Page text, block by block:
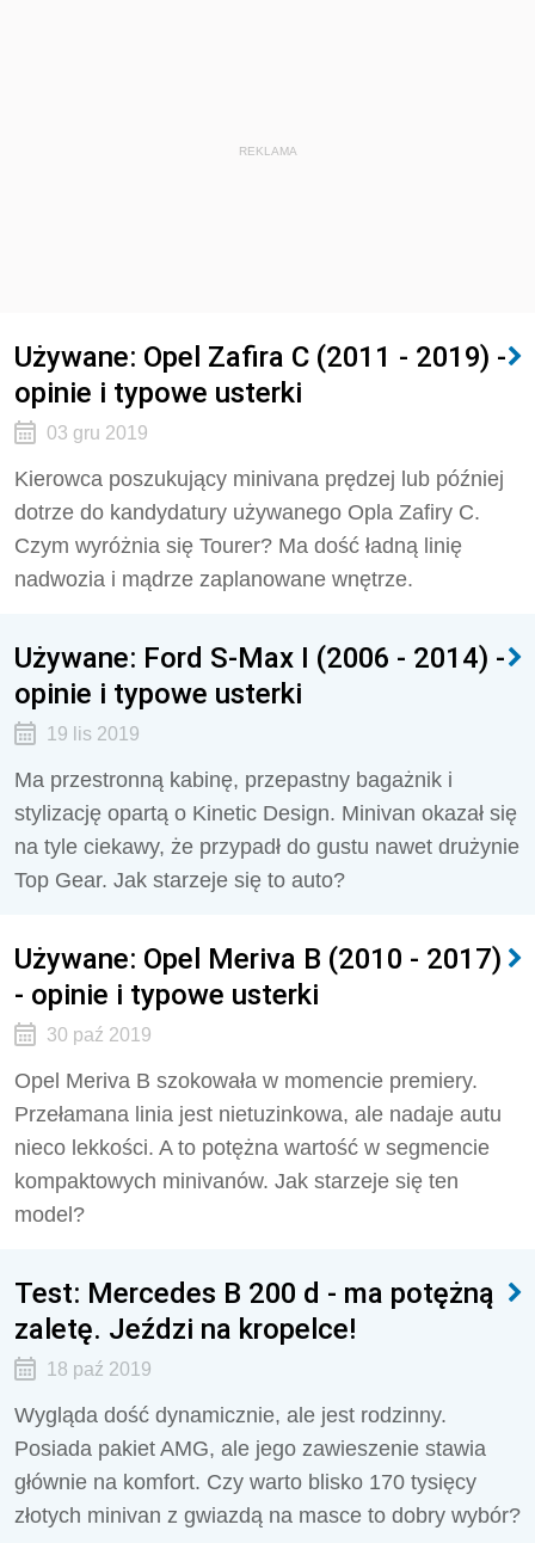
REKLAMA
Używane: Opel Zafira C (2011 - 2019) -
opinie i typowe usterki
03 gru 2019
Kierowca poszukujący minivana prędzej lub później
dotrze do kandydatury używanego Opla Zafiry C.
Czym wyróżnia się Tourer? Ma dość ładną linię
nadwozia i mądrze zaplanowane wnętrze.
Używane: Ford S-Max I (2006 - 2014) -
opinie i typowe usterki
19 lis 2019
Ma przestronną kabinę, przepastny bagażnik i
stylizację opartą o Kinetic Design. Minivan okazał się
na tyle ciekawy, że przypadł do gustu nawet drużynie
Top Gear. Jak starzeje się to auto?
Używane: Opel Meriva B (2010 - 2017)
- opinie i typowe usterki
30 paź 2019
Opel Meriva B szokowała w momencie premiery.
Przełamana linia jest nietuzinkowa, ale nadaje autu
nieco lekkości. A to potężna wartość w segmencie
kompaktowych minivanów. Jak starzeje się ten
model?
Test: Mercedes B 200 d - ma potężną
zaletę. Jeździ na kropelce!
18 paź 2019
Wygląda dość dynamicznie, ale jest rodzinny.
Posiada pakiet AMG, ale jego zawieszenie stawia
głównie na komfort. Czy warto blisko 170 tysięcy
złotych minivan z gwiazdą na masce to dobry wybór?